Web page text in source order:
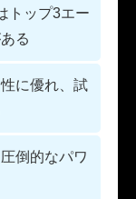
トップ3エー
る
に優れ、試
倒的なパワ